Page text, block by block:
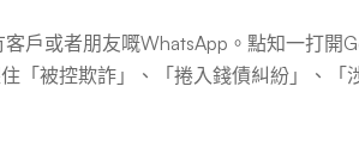
戶或者朋友嘅WhatsApp。點知一打開
「被控欺詐」、「捲入錢債糾紛」、「